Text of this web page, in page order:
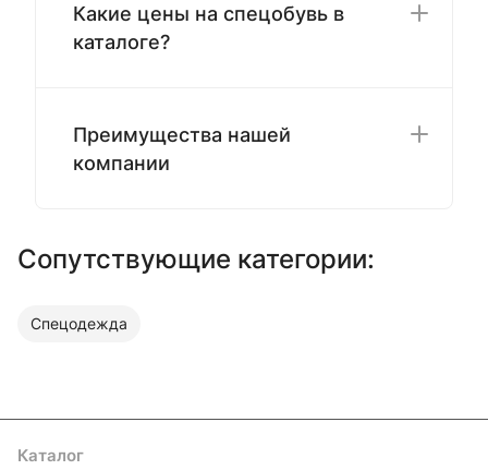
Какие цены на спецобувь в
каталоге?
Преимущества нашей
компании
Сопутствующие категории:
Спецодежда
Каталог